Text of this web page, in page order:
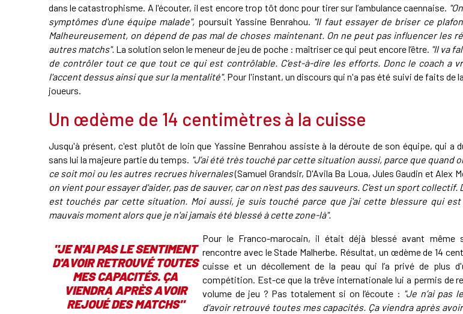
dans le catastrophisme. A l'écouter, il est encore trop tôt donc pour tirer sur l’ambulance caennaise.
symptômes d'une équipe malade", poursuit Yassine Benrahou. "Il faut essayer de briser ce
Malheureusement, on dépend de pas mal de choses maintenant. On ne peut pas influencer les
autres matchs".La solution selon le meneur de jeu de poche : maîtriser ce qui peut encore l’être. "Il va
de contrôler tout ce que tout ce qui est contrôlable. C’est-à-dire les efforts. Donc le coach a
l'accent dessus ainsi que sur la mentalité". Pour l'instant, un discours qui n'a pas été suivi de faits de
joueurs.
Un œdème de 14 centimètres à la cuisse
Jusqu'à présent, c'est plutôt de loin que Yassine Benrahou assiste à la déroute de son équipe, qui a
sans lui la majeure partie du temps. "J’ai été très touché par cette situation aussi, parce que quand
ce soit moi ou les autres recrues hivernales(Samuel Grandsir, D'Avila Ba Loua, Jules Gaudin et Alex
on vient pour essayer d'aider, pas de sauver, car on n'est pas des sauveurs. C'est un sport collectif.
est touchés par cette situation. Moi aussi, je suis touché parce que j'ai cette blessure qui
mauvais moment alors que je n'ai jamais été blessé à cette zone-là".
"JE N'AI PAS LE SENTIMENT
D'AVOIR RETROUVÉ TOUTES
MES CAPACITÉS. ÇA
VIENDRA APRÈS AVOIR
REJOUÉ DES MATCHS"
Pour le Franco-marocain, il était déjà blessé avant même
rencontre avec le Stade Malherbe. Résultat, un œdème de 14
cuisse et un décollement de la peau qui l’a privé de plus
compétition. Est-ce que la trêve internationale lui a permis de
volume de jeu ? Pas totalement si on l’écoute : "Je n’ai pas
d’avoir retrouvé toutes mes capacités. Ça viendra après